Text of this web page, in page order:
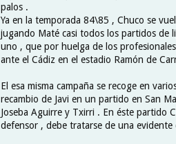
palos .
Ya en la temporada 84\85 , Chuco se
jugando Maté casi todos los partidos de
uno , que por huelga de los
ante el Cádiz en el estadio Ramón de
El esa misma campaña se recoge en
recambio de Javi en un partido en San
Joseba Aguirre y Txirri . En éste partido
defensor , debe tratarse de una evidente